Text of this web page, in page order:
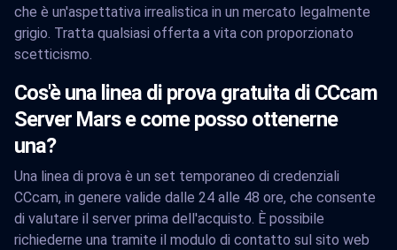
che è un'aspettativa irrealistica in un mercato legalmente
grigio. Tratta qualsiasi offerta a vita con proporzionato
scetticismo.
Cos'è una linea di prova gratuita di CCcam
Server Mars e come posso ottenerne
una?
Una linea di prova è un set temporaneo di credenziali
CCcam, in genere valide dalle 24 alle 48 ore, che consente
di valutare il server prima dell'acquisto. È possibile
richiederne una tramite il modulo di contatto sul sito web